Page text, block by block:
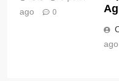
ago
0
ago